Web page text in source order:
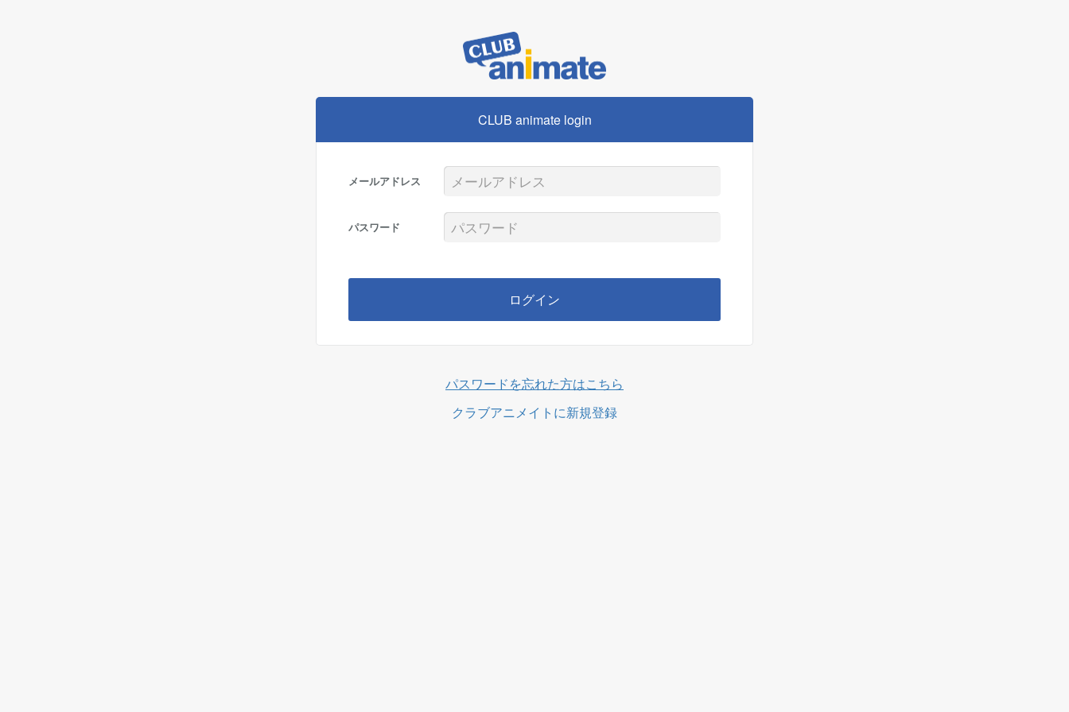
CLUB animate login
メールアドレス
パスワード
ログイン
パスワードを忘れた方はこちら
クラブアニメイトに新規登録